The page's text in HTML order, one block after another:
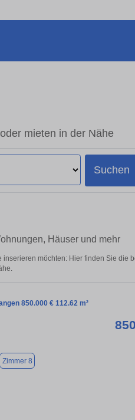
mieten in der Nähe
Suchen
Häuser und mehr
möchten: Hier finden Sie die
850.000 € 112.62 m²
Zimmer 8